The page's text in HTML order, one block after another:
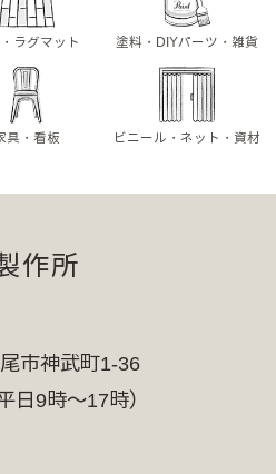
ラグマット 塗料・DIYパーツ・雑貨
具・看板 ビニール・ネット・資材
作所
市神武町1-36
日9時～17時）